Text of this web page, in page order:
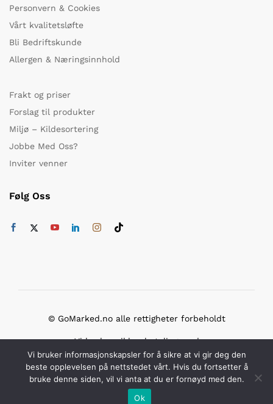
Personvern & Cookies
Vårt kvalitetsløfte
Bli Bedriftskunde
Allergen & Næringsinnhold
Frakt og priser
Forslag til produkter
Miljø – Kildesortering
Jobbe Med Oss?
Inviter venner
Følg Oss
© GoMarked.no alle rettigheter forbeholdt
Vi bruker sikker betaling med
Vi bruker informasjonskapsler for å sikre at vi gir deg den
beste opplevelsen på nettstedet vårt. Hvis du fortsetter å
bruke denne siden, vil vi anta at du er fornøyd med den.
Ok